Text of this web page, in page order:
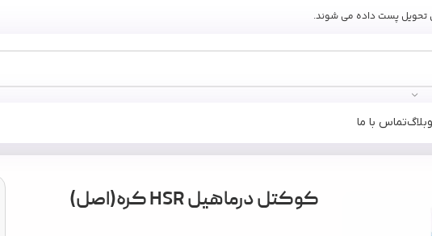
تحویل پست داده می شوند.
وبلاگتماس با ما
کوکتل درماهیل HSR کره(اصل)